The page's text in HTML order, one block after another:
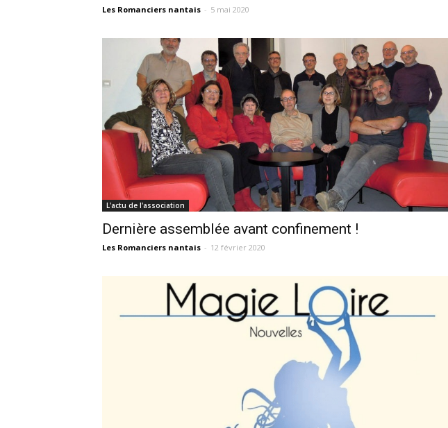
Les Romanciers nantais - 5 mai 2020
L'actu de l'association
Dernière assemblée avant confinement !
Les Romanciers nantais - 12 février 2020